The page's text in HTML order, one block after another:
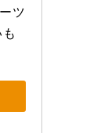
ツ